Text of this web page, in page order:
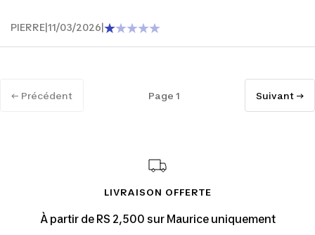
PIERRE 11/03/2026
← Précédent Page 1 Suivant →
LIVRAISON OFFERTE
À partir de RS 2,500 sur Maurice uniquement